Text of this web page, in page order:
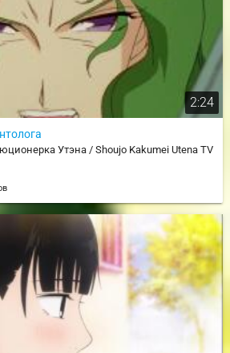
2:24
Утэна / Shoujo Kakumei Utena TV